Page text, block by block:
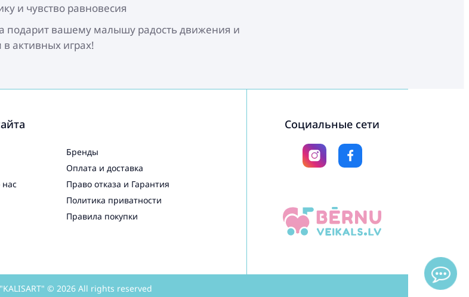
и чувство равновесия
подарит вашему малышу радость движения и
активных играх!
Бренды
Оплата и доставка
Право отказа и Гарантия
Политика приватности
Правила покупки
Социальные сети
© 2026 All rights reserved